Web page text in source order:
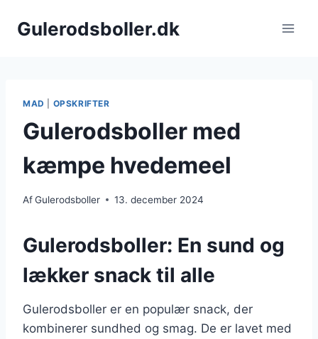
Gulerodsboller.dk
MAD OPSKRIFTER
Gulerodsboller med
kæmpe hvedemeel
AfGulerodsboller 13. december 2024
Gulerodsboller: En sund og
lækker snack til alle
Gulerodsboller er en populær snack, der
kombinerer sundhed og smag. De er lavet med